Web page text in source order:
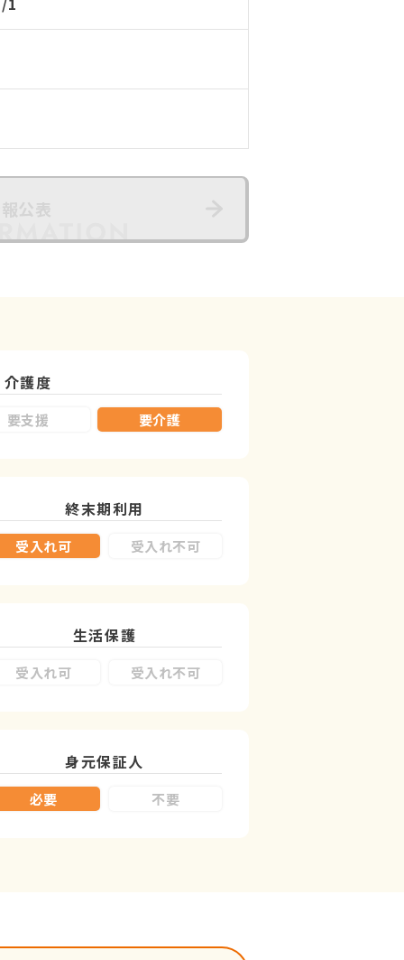
介護度
要支援 要介護
終末期利用
受入れ可 受入れ不可
生活保護
受入れ可 受入れ不可
身元保証人
必要 不要